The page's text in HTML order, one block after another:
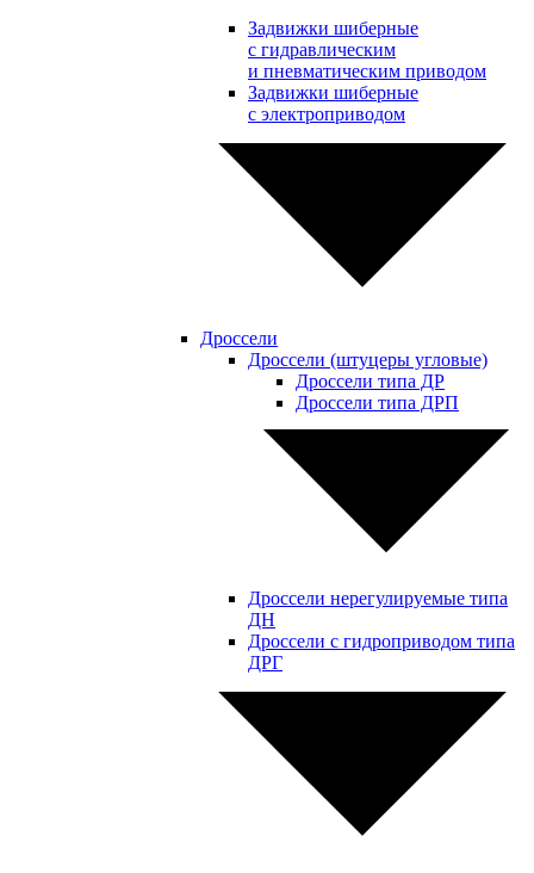
Задвижки шиберные
с гидравлическим
и пневматическим приводом
Задвижки шиберные
с электроприводом
Дроссели
Дроссели (штуцеры угловые)
Дроссели типа ДР
Дроссели типа ДРП
Дроссели нерегулируемые типа
ДН
Дроссели с гидроприводом типа
ДРГ